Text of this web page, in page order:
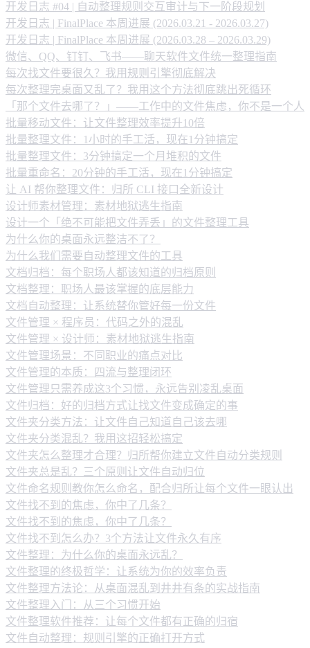
开发日志 #04 | 自动整理规则交互审计与下一阶段规划
开发日志 | FinalPlace 本周进展 (2026.03.21 - 2026.03.27)
开发日志 | FinalPlace 本周进展 (2026.03.28 – 2026.03.29)
微信、QQ、钉钉、飞书——聊天软件文件统一整理指南
每次找文件要很久？我用规则引擎彻底解决
每次整理完桌面又乱了？我用这个方法彻底跳出死循环
「那个文件去哪了？」——工作中的文件焦虑，你不是一个人
批量移动文件：让文件整理效率提升10倍
批量整理文件：1小时的手工活，现在1分钟搞定
批量整理文件：3分钟搞定一个月堆积的文件
批量重命名：20分钟的手工活，现在1分钟搞定
让 AI 帮你整理文件：归所 CLI 接口全新设计
设计师素材管理：素材地狱逃生指南
设计一个「绝不可能把文件弄丢」的文件整理工具
为什么你的桌面永远整洁不了？
为什么我们需要自动整理文件的工具
文档归档：每个职场人都该知道的归档原则
文档整理：职场人最该掌握的底层能力
文档自动整理：让系统替你管好每一份文件
文件管理 × 程序员：代码之外的混乱
文件管理 × 设计师：素材地狱逃生指南
文件管理场景：不同职业的痛点对比
文件管理的本质：四流与整理闭环
文件管理只需养成这3个习惯，永远告别凌乱桌面
文件归档：好的归档方式让找文件变成确定的事
文件夹分类方法：让文件自己知道自己该去哪
文件夹分类混乱？我用这招轻松搞定
文件夹怎么整理才合理？归所帮你建立文件自动分类规则
文件夹总是乱？三个原则让文件自动归位
文件命名规则教你怎么命名，配合归所让每个文件一眼认出
文件找不到的焦虑，你中了几条？
文件找不到的焦虑，你中了几条？
文件找不到怎么办？3个方法让文件永久有序
文件整理：为什么你的桌面永远乱？
文件整理的终极哲学：让系统为你的效率负责
文件整理方法论：从桌面混乱到井井有条的实战指南
文件整理入门：从三个习惯开始
文件整理软件推荐：让每个文件都有正确的归宿
文件自动整理：规则引擎的正确打开方式